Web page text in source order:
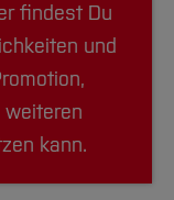
findest Du
und
weiteren
kann.